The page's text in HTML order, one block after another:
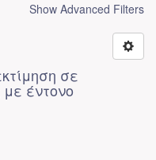
Show Advanced Filters
σε
έντονο